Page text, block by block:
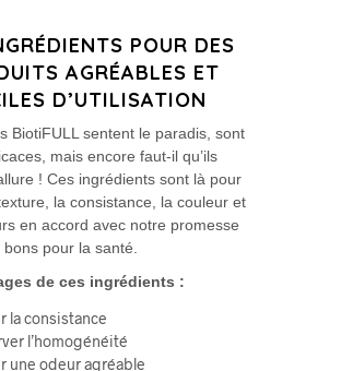
POUR DES
AGRÉABLES ET
D’UTILISATION
BiotiFULL sentent le paradis, sont
mais encore faut-il qu’ils
! Ces ingrédients sont là pour
la consistance, la couleur et
en accord avec notre promesse
pour la santé.
de ces ingrédients :
la consistance
l’homogénéité
une odeur agréable